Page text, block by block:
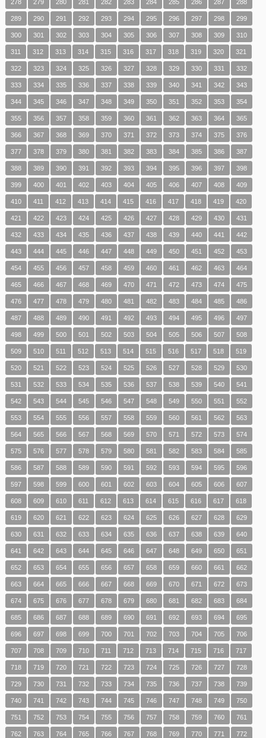
278 279 280 281 282 283 284 285 286 287 288
289 290 291 292 293 294 295 296 297 298 299
300 301 302 303 304 305 306 307 308 309 310
311 312 313 314 315 316 317 318 319 320 321
322 323 324 325 326 327 328 329 330 331 332
333 334 335 336 337 338 339 340 341 342 343
344 345 346 347 348 349 350 351 352 353 354
355 356 357 358 359 360 361 362 363 364 365
366 367 368 369 370 371 372 373 374 375 376
377 378 379 380 381 382 383 384 385 386 387
388 389 390 391 392 393 394 395 396 397 398
399 400 401 402 403 404 405 406 407 408 409
410 411 412 413 414 415 416 417 418 419 420
421 422 423 424 425 426 427 428 429 430 431
432 433 434 435 436 437 438 439 440 441 442
443 444 445 446 447 448 449 450 451 452 453
454 455 456 457 458 459 460 461 462 463 464
465 466 467 468 469 470 471 472 473 474 475
476 477 478 479 480 481 482 483 484 485 486
487 488 489 490 491 492 493 494 495 496 497
498 499 500 501 502 503 504 505 506 507 508
509 510 511 512 513 514 515 516 517 518 519
520 521 522 523 524 525 526 527 528 529 530
531 532 533 534 535 536 537 538 539 540 541
542 543 544 545 546 547 548 549 550 551 552
553 554 555 556 557 558 559 560 561 562 563
564 565 566 567 568 569 570 571 572 573 574
575 576 577 578 579 580 581 582 583 584 585
586 587 588 589 590 591 592 593 594 595 596
597 598 599 600 601 602 603 604 605 606 607
608 609 610 611 612 613 614 615 616 617 618
619 620 621 622 623 624 625 626 627 628 629
630 631 632 633 634 635 636 637 638 639 640
641 642 643 644 645 646 647 648 649 650 651
652 653 654 655 656 657 658 659 660 661 662
663 664 665 666 667 668 669 670 671 672 673
674 675 676 677 678 679 680 681 682 683 684
685 686 687 688 689 690 691 692 693 694 695
696 697 698 699 700 701 702 703 704 705 706
707 708 709 710 711 712 713 714 715 716 717
718 719 720 721 722 723 724 725 726 727 728
729 730 731 732 733 734 735 736 737 738 739
740 741 742 743 744 745 746 747 748 749 750
751 752 753 754 755 756 757 758 759 760 761
762 763 764 765 766 767 768 769 770 771 772